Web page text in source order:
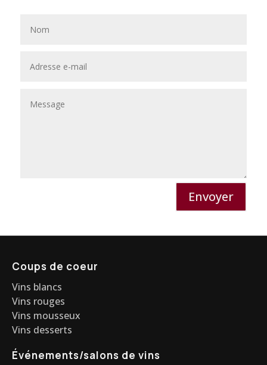
Envoyer
Coups de coeur
Vins blancs
Vins rouges
Vins mousseux
Vins desserts
Événements/salons de vins